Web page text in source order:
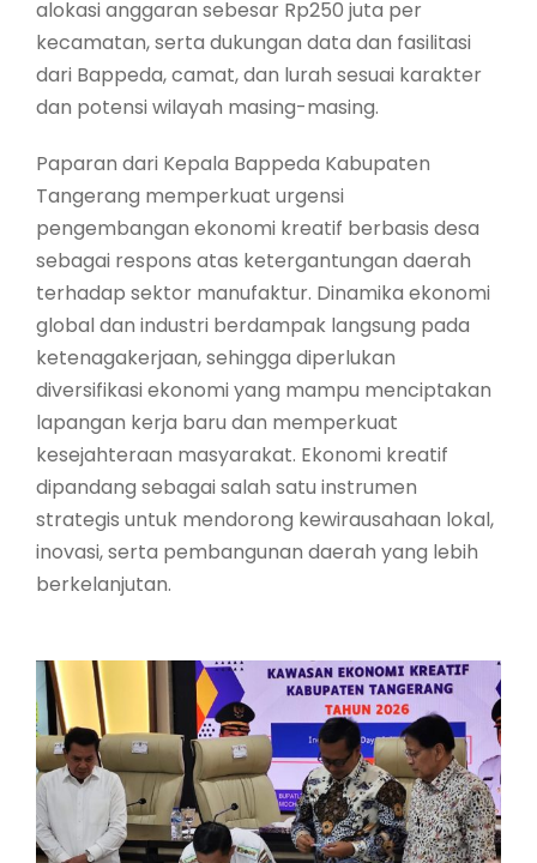
alokasi anggaran sebesar Rp250 juta per
kecamatan, serta dukungan data dan fasilitasi
dari Bappeda, camat, dan lurah sesuai karakter
dan potensi wilayah masing-masing.
Paparan dari Kepala Bappeda Kabupaten
Tangerang memperkuat urgensi
pengembangan ekonomi kreatif berbasis desa
sebagai respons atas ketergantungan daerah
terhadap sektor manufaktur. Dinamika ekonomi
global dan industri berdampak langsung pada
ketenagakerjaan, sehingga diperlukan
diversifikasi ekonomi yang mampu menciptakan
lapangan kerja baru dan memperkuat
kesejahteraan masyarakat. Ekonomi kreatif
dipandang sebagai salah satu instrumen
strategis untuk mendorong kewirausahaan lokal,
inovasi, serta pembangunan daerah yang lebih
berkelanjutan.